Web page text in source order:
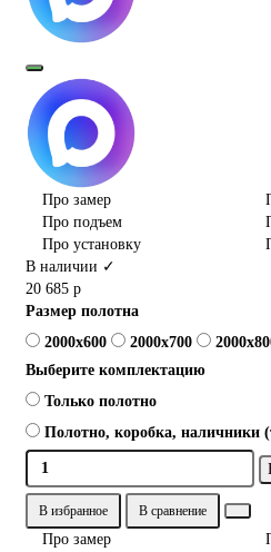
Про замер
Про подъем
Про установку
В наличии ✓
20 685 р
Размер полотна
2000x600
2000x700
Выберите комплектацию
Только полотно
Полотно, коробка, наличники
В избранное В сравнение
Про замер